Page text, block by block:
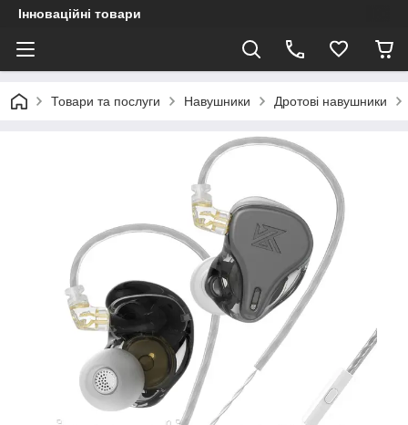
Інноваційні товари
Товари та послуги Навушники Дротові навушники